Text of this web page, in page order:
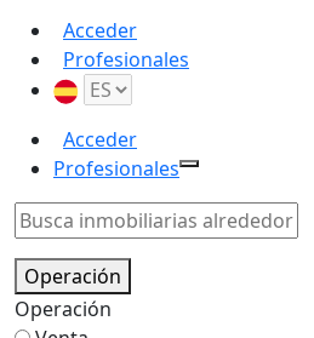
Acceder
Profesionales
Acceder
Profesionales
Operación
Operación